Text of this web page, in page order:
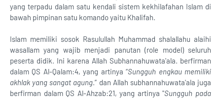
yang terpadu dalam satu kendali sistem kekhilafahan Islam di
bawah pimpinan satu komando yaitu Khalifah.
Islam memiliki sosok Rasulullah Muhammad shalallahu alaihi
wasallam yang wajib menjadi panutan (role model) seluruh
peserta didik. Ini karena Allah Subhannahuwata'ala. berfirman
dalam QS Al-Qalam:4, yang artinya “Sungguh engkau memiliki
akhlak yang sangat agung.” dan Allah subhannahuwata'ala juga
berfirman dalam QS Al-Ahzab:21, yang artinya "Sungguh pada